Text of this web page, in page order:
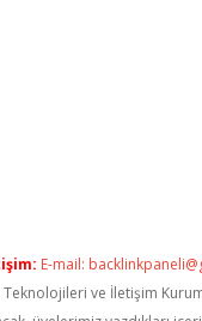
E-mail:
Teknolojileri ve İletişim